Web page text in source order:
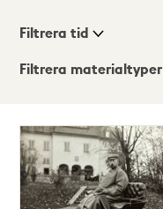
Visningsläge
Lista
Karta
Filtrera tid
Filtrera materialtyper
träffar